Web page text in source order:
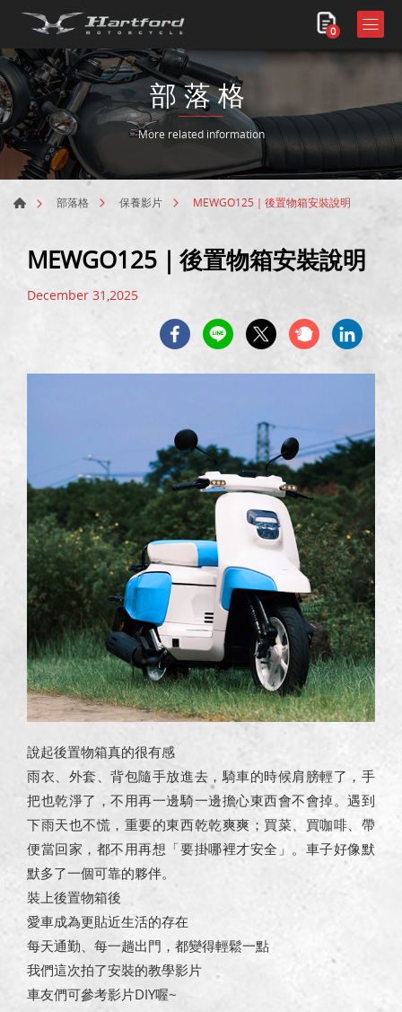
0
部落格
More related information
部落格 保養影片 MEWGO125｜後置物箱安裝說明
MEWGO125｜後置物箱安裝說明
December 31,2025
說起後置物箱真的很有感
雨衣、外套、背包隨手放進去，騎車的時候肩膀輕了，手
把也乾淨了，不用再一邊騎一邊擔心東西會不會掉。遇到
下雨天也不慌，重要的東西乾乾爽爽；買菜、買咖啡、帶
便當回家，都不用再想「要掛哪裡才安全」。車子好像默
默多了一個可靠的夥伴。
裝上後置物箱後
愛車成為更貼近生活的存在
每天通勤、每一趟出門，都變得輕鬆一點
我們這次拍了安裝的教學影片
車友們可參考影片DIY喔~